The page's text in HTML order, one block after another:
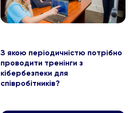
З якою періодичністю потрібно
проводити тренінги з
кібербезпеки для
співробітників?